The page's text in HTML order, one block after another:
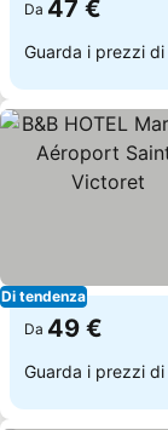
Da 47 €
Guarda i prezzi di
Di tendenza
Da 49 €
Guarda i prezzi di